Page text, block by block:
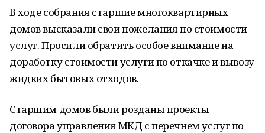
В ходе собрания старшие многоквартирных
домов высказали свои пожелания по стоимости
услуг. Просили обратить особое внимание на
доработку стоимости услуги по откачке и вывозу
жидких бытовых отходов.
Старшим домов были розданы проекты
договора управления МКД с перечнем услуг по